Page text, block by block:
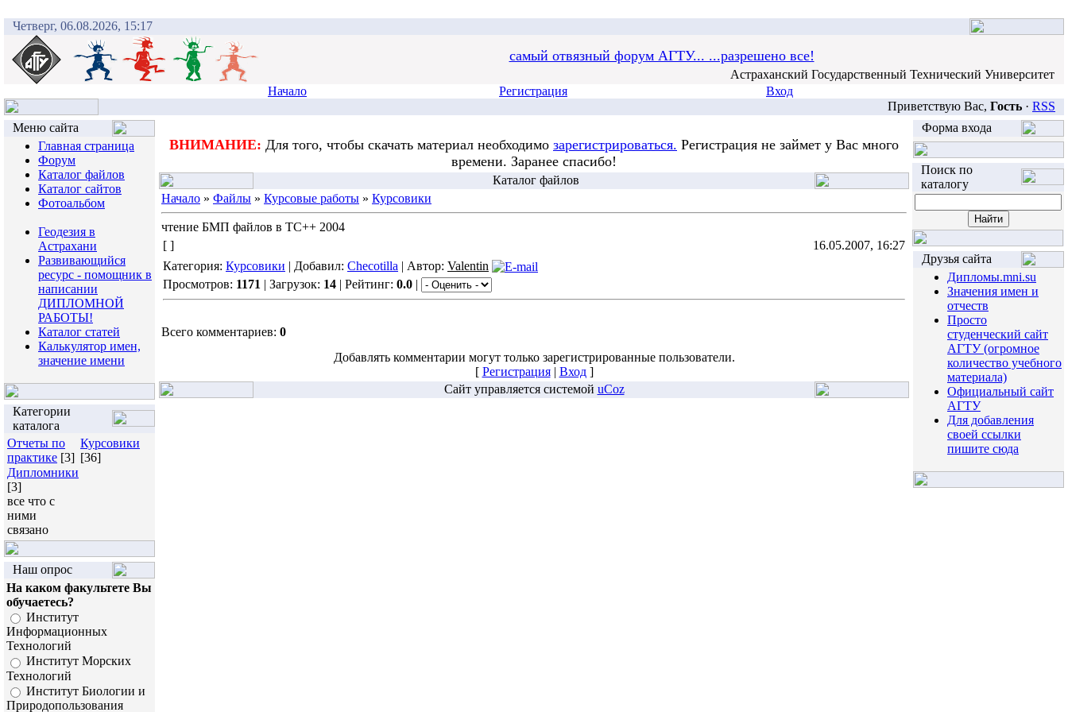
Четверг, 06.08.2026, 15:17
самый отвязный форум АГТУ... ...разрешено все!
Астраханский Государственный Технический Университет
Начало
Регистрация
Вход
Приветствую Вас, Гость · RSS
Меню сайта
Главная страница
Форум
Каталог файлов
Каталог сайтов
Фотоальбом
Геодезия в
Астрахани
Развивающийся
ресурс - помощник в
написании
ДИПЛОМНОЙ
РАБОТЫ!
Каталог статей
Калькулятор имен,
значение имени
Категории
каталога
Отчеты по
практике [3]
Курсовики
[36]
Дипломники
[3]
все что с
ними
связано
Наш опрос
На каком факультете Вы
обучаетесь?
Институт
Информационных
Технологий
Институт Морских
Технологий
Институт Биологии и
Природопользования
ВНИМАНИЕ: Для того, чтобы скачать материал необходимо зарегистрироваться. Регистрация не займет у Вас много
времени. Заранее спасибо!
Каталог файлов
Начало » Файлы » Курсовые работы » Курсовики
чтение БМП файлов в TC++ 2004
[ ]
16.05.2007, 16:27
Категория: Курсовики | Добавил: Checotilla | Автор: Valentin
Просмотров: 1171 | Загрузок: 14 | Рейтинг: 0.0 |
Всего комментариев: 0
Добавлять комментарии могут только зарегистрированные пользователи.
[ Регистрация| Вход]
Сайт управляется системой uCoz
Форма входа
Поиск по
каталогу
Друзья сайта
Дипломы.mni.su
Значения имен и
отчеств
Просто
студенческий сайт
АГТУ (огромное
количество учебного
материала)
Официальный сайт
АГТУ
Для добавления
своей ссылки
пишите сюда